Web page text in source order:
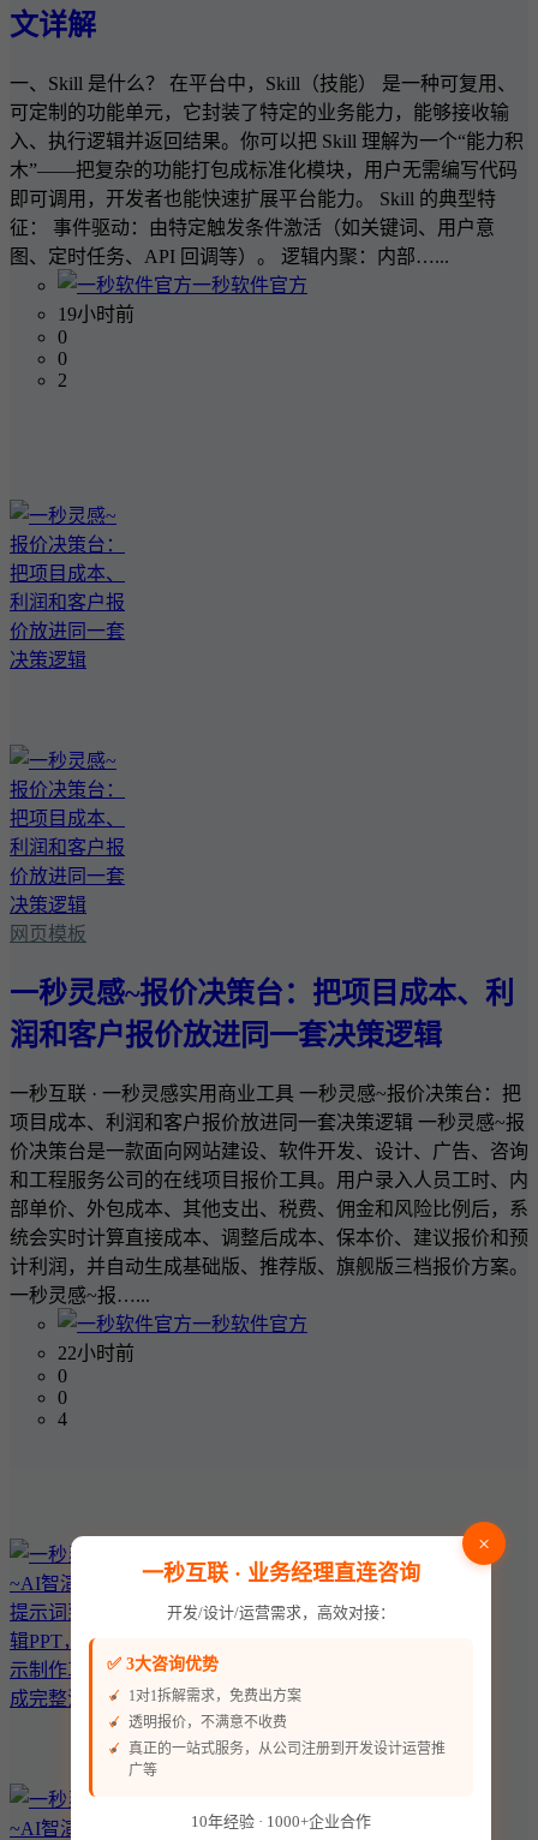
文详解
一、Skill 是什么？ 在平台中，Skill（技能） 是一种可复用、
可定制的功能单元，它封装了特定的业务能力，能够接收输
入、执行逻辑并返回结果。你可以把 Skill 理解为一个“能力积
木”——把复杂的功能打包成标准化模块，用户无需编写代码
即可调用，开发者也能快速扩展平台能力。 Skill 的典型特
征： 事件驱动：由特定触发条件激活（如关键词、用户意
图、定时任务、API 回调等）。 逻辑内聚：内部…...
一秒软件官方
19小时前
0
0
2
网页模板
一秒灵感~报价决策台：把项目成本、利
润和客户报价放进同一套决策逻辑
一秒互联 · 一秒灵感实用商业工具 一秒灵感~报价决策台：把
项目成本、利润和客户报价放进同一套决策逻辑 一秒灵感~报
价决策台是一款面向网站建设、软件开发、设计、广告、咨询
和工程服务公司的在线项目报价工具。用户录入人员工时、内
部单价、外包成本、其他支出、税费、佣金和风险比例后，系
统会实时计算直接成本、调整后成本、保本价、建议报价和预
计利润，并自动生成基础版、推荐版、旗舰版三档报价方案。
一秒灵感~报…...
一秒软件官方
22小时前
0
0
4
×
一秒互联 · 业务经理直连咨询
开发/设计/运营需求，高效对接：
✅ 3大咨询优势
1对1拆解需求，免费出方案
透明报价，不满意不收费
真正的一站式服务，从公司注册到开发设计运营推
广等
10年经验 · 1000+企业合作